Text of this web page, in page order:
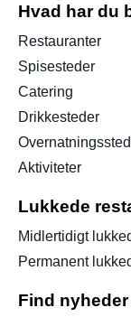
Hvad har du
Restauranter
Spisesteder
Catering
Drikkesteder
Aktiviteter
Lukkede
Midlertidigt
Permanent
Find